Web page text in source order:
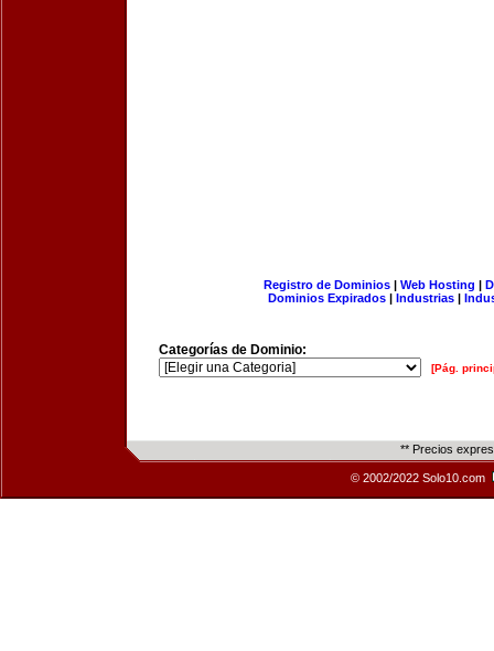
Registro de Dominios| Web Hosting |
Dominios Expirados | Industrias |
Categorías de Dominio:
[Pág.
** Precios
© 2002/2022 Solo10.com